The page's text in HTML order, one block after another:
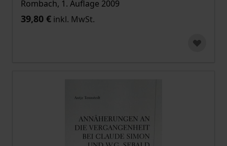
Rombach, 1. Auflage 2009
39,80 € inkl. MwSt.